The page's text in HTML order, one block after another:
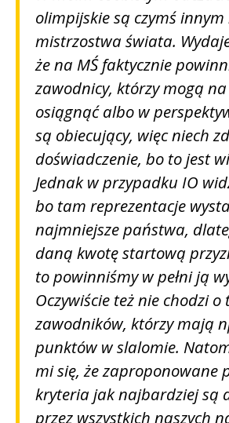
olimpijskie są czymś innym
mistrzostwa świata.
że na MŚ faktycznie
zawodnicy, którzy mogą
osiągnąć albo w
są obiecujący, więc niech
doświadczenie, bo to jest
Jednak w przypadku IO
bo tam reprezentacje
najmniejsze państwa,
daną kwotę startową
to powinniśmy w pełni ją
Oczywiście też nie chodzi o
zawodników, którzy mają
punktów w slalomie.
mi się, że zaproponowane
kryteria jak najbardziej są
przez wszystkich naszych